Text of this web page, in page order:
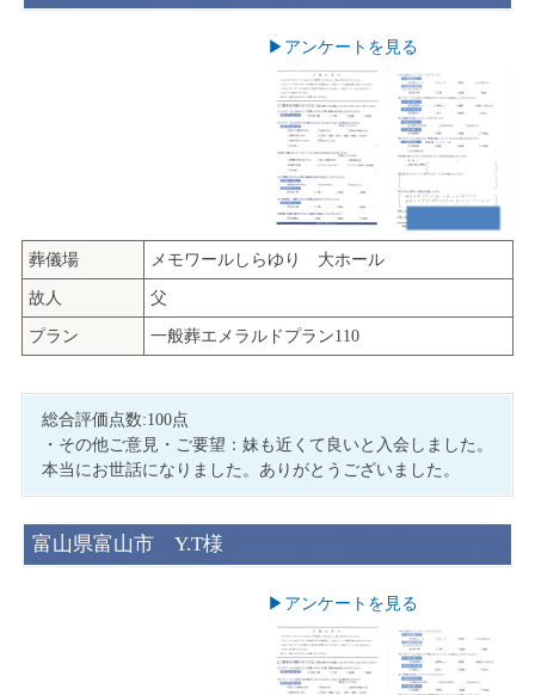
▶︎アンケートを見る
葬儀場 メモワールしらゆり 大ホール
故人 父
プラン 一般葬エメラルドプラン110
総合評価点数:100点
・その他ご意見・ご要望：妹も近くて良いと入会しました。
本当にお世話になりました。ありがとうございました。
富山県富山市 Y.T様
▶︎アンケートを見る